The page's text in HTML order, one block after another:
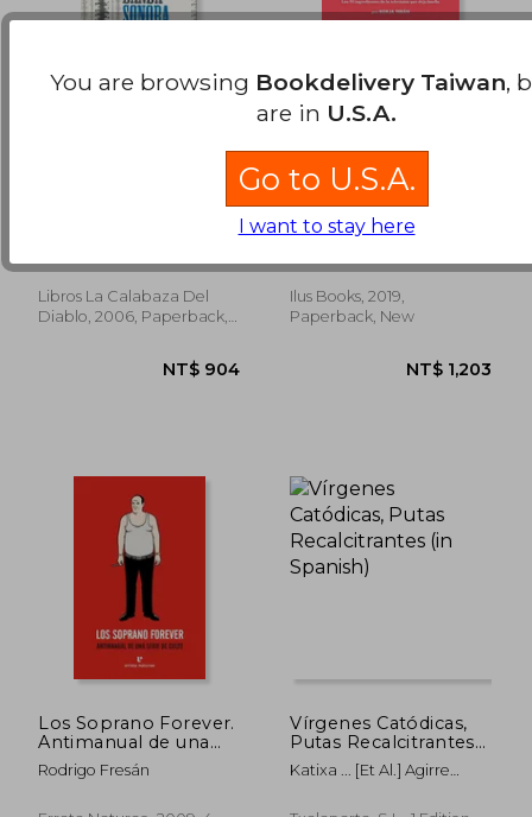
NT$ 1,092
Libros La Calabaza Del
Diablo, 2006, Paperback,
Ingredientes de la
Televisión que Deja
Ilus Books, 2019,
Paperback, New
Los Soprano Forever.
Antimanual de una
Serie de Culto (in
Spanish)
Rodrigo Fresán
Vírgenes Catódicas,
Putas Recalcitrantes
(in Spanish)
Katixa ... [et Al.] Agirre
You are browsing Bookdelivery Taiwan,
are in U.S.A.
Go to U.S.A.
I want to stay here